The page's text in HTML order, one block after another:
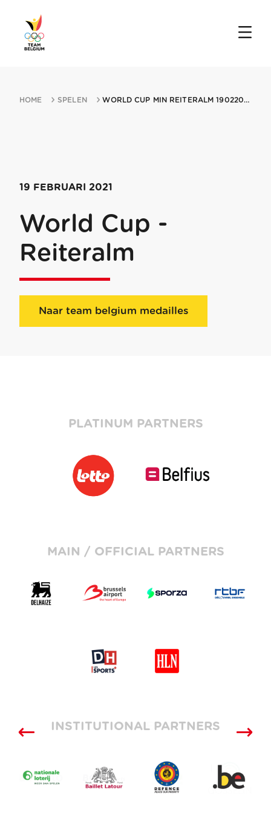
HOME SPELEN WORLD CUP MIN REITERALM 19022021 REITERALM
19 FEBRUARI 2021
World Cup -
Reiteralm
Naar team belgium medailles
PLATINUM PARTNERS
MAIN / OFFICIAL PARTNERS
INSTITUTIONAL PARTNERS